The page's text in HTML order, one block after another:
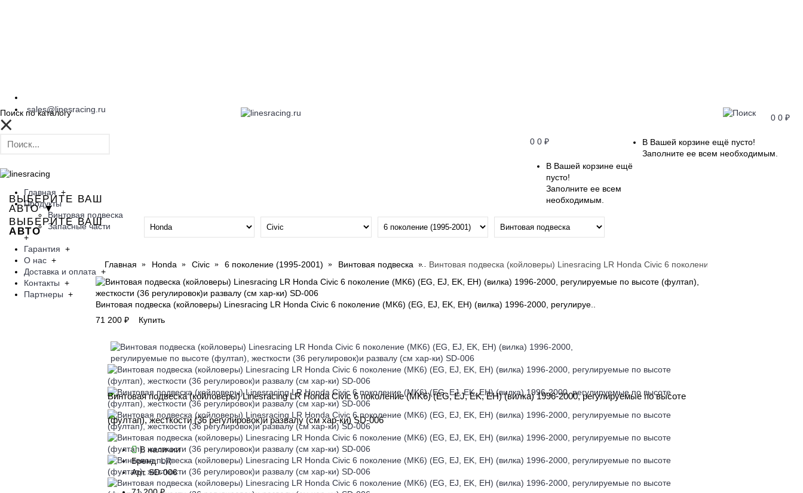
sales@linesracing.ru
Поиск по каталогу
00 ₽
В Вашей корзине ещё
пусто!
Заполните ее всем
необходимым.
Главная +
Продукты
Винтовая подвеска
Запасные части
+
Гарантия +
О нас +
Доставка и оплата +
Контакты +
Партнеры +
00 ₽
В Вашей корзине ещё пусто!
Заполните ее всем необходимым.
ВЫБЕРИТЕ ВАШ
АВТО ▼
ВЫБЕРИТЕ ВАШ
АВТО
Главная Honda Civic 6 поколение (1995-2001) Винтовая подвеска Винтовая подвеска (койловеры) Linesracing LR Honda Civic 6 поколение (MK6) (EG, EJ, EK,
Винтовая подвеска (койловеры) Linesracing LR Honda Civic 6 поколение (MK6) (EG, EJ, EK, EH) (вилка) 1996-2000, регулируе..
71 200 ₽
Купить
Винтовая подвеска (койловеры) Linesracing LR Honda Civic 6 поколение (MK6) (EG, EJ, EK, EH) (вилка) 1996-2000, регулируемые по высоте
(фултап), жесткости (36 регулировок)и развалу (см хар-ки) SD-006
В наличии
Бренд:LR
Арт.SD-006